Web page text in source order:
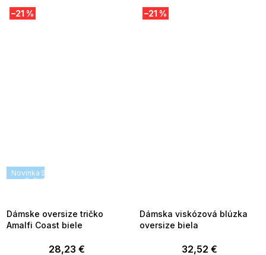
Novinka SUMMER SALE -35% ?
G_SUMMER35:35:EUR:P:f!2026-
–21 %
Dámske oversize tričko
Amalfi Coast biele
28,23 €
–21 %
Dámska viskózová blúzka
oversize biela
32,52 €